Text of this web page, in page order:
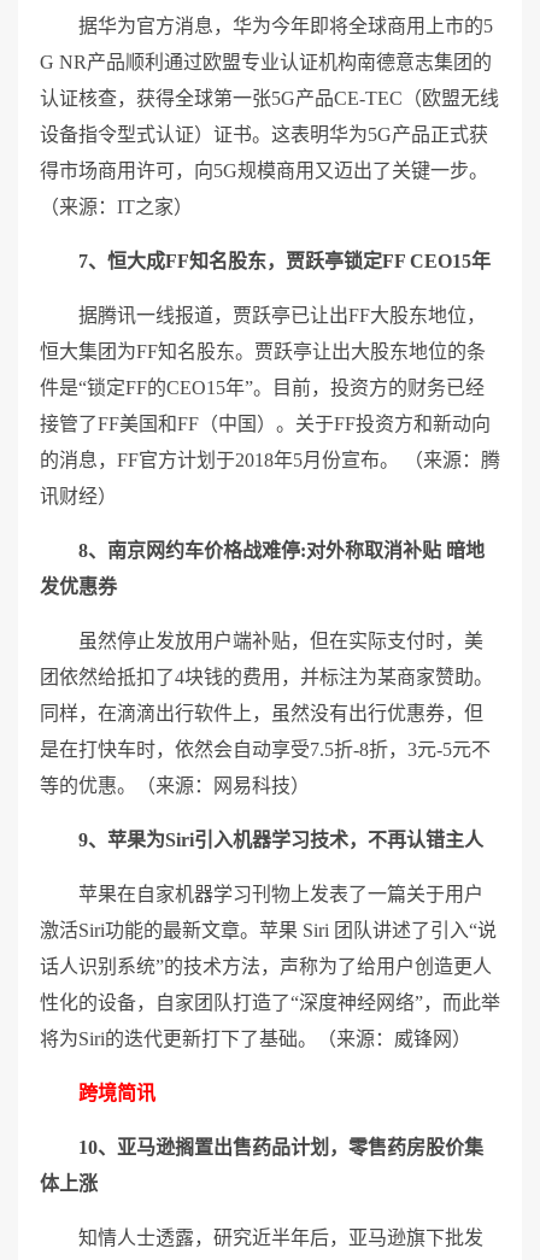
据华为官方消息，华为今年即将全球商用上市的5
G NR产品顺利通过欧盟专业认证机构南德意志集团的
认证核查，获得全球第一张5G产品CE-TEC（欧盟无线
设备指令型式认证）证书。这表明华为5G产品正式获
得市场商用许可，向5G规模商用又迈出了关键一步。
（来源：IT之家）
7、恒大成FF知名股东，贾跃亭锁定FF CEO15年
据腾讯一线报道，贾跃亭已让出FF大股东地位，
恒大集团为FF知名股东。贾跃亭让出大股东地位的条
件是“锁定FF的CEO15年”。目前，投资方的财务已经
接管了FF美国和FF（中国）。关于FF投资方和新动向
的消息，FF官方计划于2018年5月份宣布。 （来源：腾
讯财经）
8、南京网约车价格战难停:对外称取消补贴 暗地
发优惠券
虽然停止发放用户端补贴，但在实际支付时，美
团依然给抵扣了4块钱的费用，并标注为某商家赞助。
同样，在滴滴出行软件上，虽然没有出行优惠券，但
是在打快车时，依然会自动享受7.5折-8折，3元-5元不
等的优惠。（来源：网易科技）
9、苹果为Siri引入机器学习技术，不再认错主人
苹果在自家机器学习刊物上发表了一篇关于用户
激活Siri功能的最新文章。苹果 Siri 团队讲述了引入“说
话人识别系统”的技术方法，声称为了给用户创造更人
性化的设备，自家团队打造了“深度神经网络”，而此举
将为Siri的迭代更新打下了基础。（来源：威锋网）
跨境简讯
10、亚马逊搁置出售药品计划，零售药房股价集
体上涨
知情人士透露，研究近半年后，亚马逊旗下批发